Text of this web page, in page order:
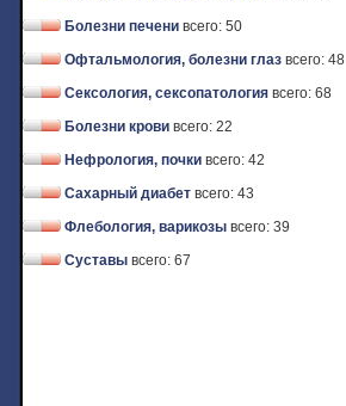
Болезни печени всего: 50
Офтальмология, болезни глаз всего: 48
Сексология, сексопатология всего: 68
Болезни крови всего: 22
Нефрология, почки всего: 42
Сахарный диабет всего: 43
Флебология, варикозы всего: 39
Суставы всего: 67